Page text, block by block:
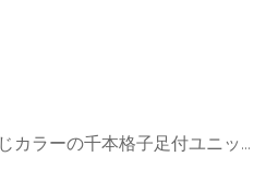
ホームヤードルーフと、同じカラーの千本格子足付ユニットを組み合わせて統一感ある仕上がりに。